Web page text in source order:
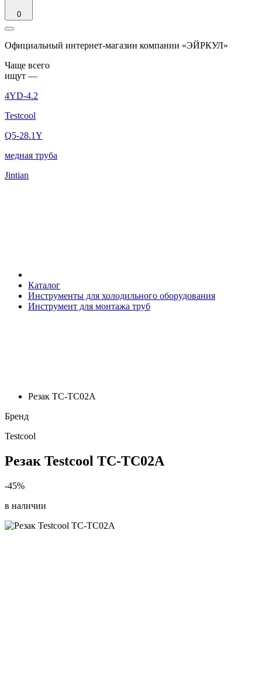
0
Официальный интернет-магазин компании «ЭЙРКУЛ»
Чаще вcего
ищут —
4YD-4.2
Testcool
Q5-28.1Y
медная труба
Jintian
Каталог
Инструменты для холодильного оборудования
Инструмент для монтажа труб
Резак TC-TC02A
Бренд
Testcool
Резак Testcool TC-TC02A
-45%
в наличии